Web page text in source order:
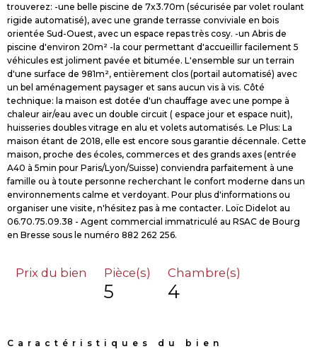
trouverez: -une belle piscine de 7x3.70m (sécurisée par volet roulant
rigide automatisé), avec une grande terrasse conviviale en bois
orientée Sud-Ouest, avec un espace repas très cosy. -un Abris de
piscine d'environ 20m² -la cour permettant d'accueillir facilement 5
véhicules est joliment pavée et bitumée. L'ensemble sur un terrain
d'une surface de 981m², entièrement clos (portail automatisé) avec
un bel aménagement paysager et sans aucun vis à vis. Côté
technique: la maison est dotée d'un chauffage avec une pompe à
chaleur air/eau avec un double circuit ( espace jour et espace nuit),
huisseries doubles vitrage en alu et volets automatisés. Le Plus: La
maison étant de 2018, elle est encore sous garantie décennale. Cette
maison, proche des écoles, commerces et des grands axes (entrée
A40 à 5min pour Paris/Lyon/Suisse) conviendra parfaitement à une
famille ou à toute personne recherchant le confort moderne dans un
environnements calme et verdoyant. Pour plus d'informations ou
organiser une visite, n'hésitez pas à me contacter. Loïc Didelot au
06.70.75.09.38 - Agent commercial immatriculé au RSAC de Bourg
Prix du bien Pièce(s)
5
Chambre(s)
4
Caractéristiques du bien